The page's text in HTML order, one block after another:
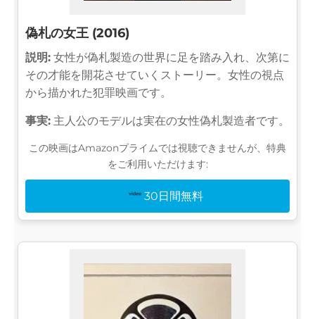
偽札の女王 (2016)
説明: 女性が偽札製造の世界に足を踏み入れ、次第に
その才能を開花させていくストーリー。女性の視点
から描かれた犯罪映画です。
事実: 主人公のモデルは実在の女性偽札製造者です。
この映画はAmazonプライムでは視聴できませんが、特典
をご利用いただけます:
30日間無料